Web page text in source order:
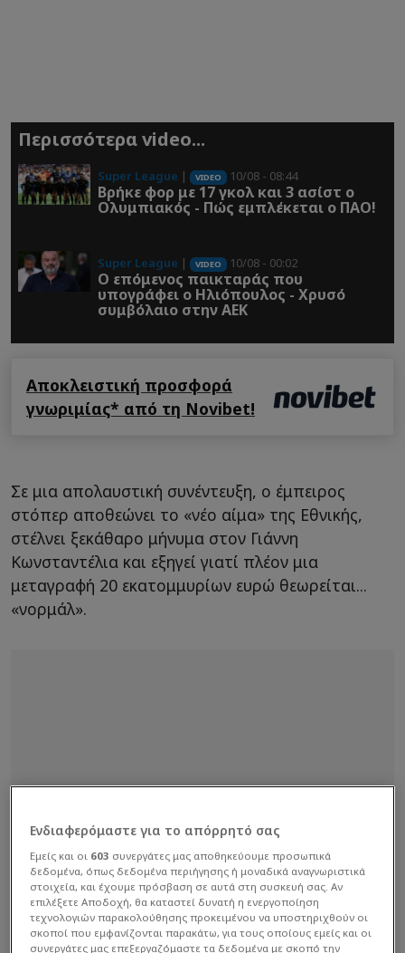
Περισσότερα video...
Super League | VIDEO 10/08 - 08:44
Βρήκε φορ με 17 γκολ και 3 ασίστ ο
Ολυμπιακός - Πώς εμπλέκεται ο ΠΑΟ!
Super League | VIDEO 10/08 - 00:02
Ο επόμενος παικταράς που
υπογράφει ο Ηλιόπουλος - Χρυσό
συμβόλαιο στην ΑΕΚ
Αποκλειστική προσφορά
γνωριμίας* από τη Novibet!
Σε μια απολαυστική συνέντευξη, ο έμπειρος
στόπερ αποθεώνει το «νέο αίμα» της Εθνικής,
στέλνει ξεκάθαρο μήνυμα στον Γιάννη
Κωνσταντέλια και εξηγεί γιατί πλέον μια
μεταγραφή 20 εκατομμυρίων ευρώ θεωρείται...
«νορμάλ».
Ενδιαφερόμαστε για το απόρρητό σας
Εμείς και οι 603 συνεργάτες μας αποθηκεύουμε προσωπικά
δεδομένα, όπως δεδομένα περιήγησης ή μοναδικά αναγνωριστικά
στοιχεία, και έχουμε πρόσβαση σε αυτά στη συσκευή σας. Αν
επιλέξετε Αποδοχή, θα καταστεί δυνατή η ενεργοποίηση
τεχνολογιών παρακολούθησης προκειμένου να υποστηριχθούν οι
σκοποί που εμφανίζονται παρακάτω, για τους οποίους εμείς και οι
συνεργάτες μας επεξεργαζόμαστε τα δεδομένα με σκοπό την